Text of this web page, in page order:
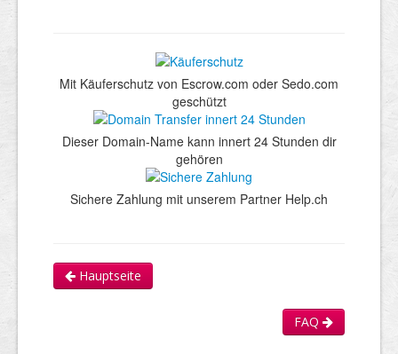
Mit Käuferschutz von Escrow.com oder Sedo.com
geschützt
Dieser Domain-Name kann innert 24 Stunden dir
gehören
Sichere Zahlung mit unserem Partner Help.ch
Hauptseite
FAQ